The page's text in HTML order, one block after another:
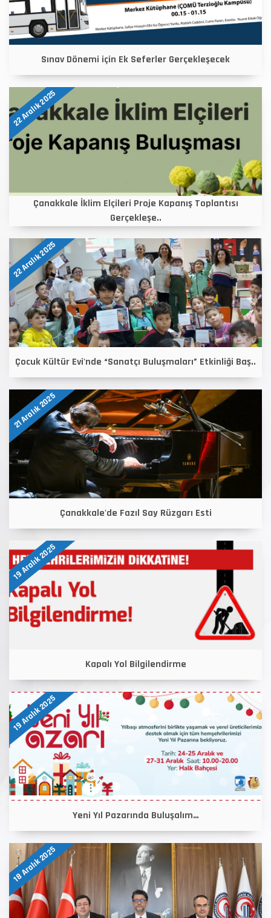
Sınav Dönemi için Ek Seferler Gerçekleşecek
22 Aralık 2025
Çanakkale İklim Elçileri Proje Kapanış Toplantısı
Gerçekleşe..
22 Aralık 2025
Çocuk Kültür Evi'nde “Sanatçı Buluşmaları” Etkinliği Baş..
21 Aralık 2025
Çanakkale'de Fazıl Say Rüzgarı Esti
19 Aralık 2025
Kapalı Yol Bilgilendirme
19 Aralık 2025
Yeni Yıl Pazarında Buluşalım…
18 Aralık 2025